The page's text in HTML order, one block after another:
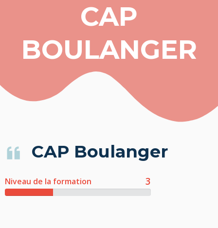
CAP
BOULANGER
CAP Boulanger
Niveau de la formation 3